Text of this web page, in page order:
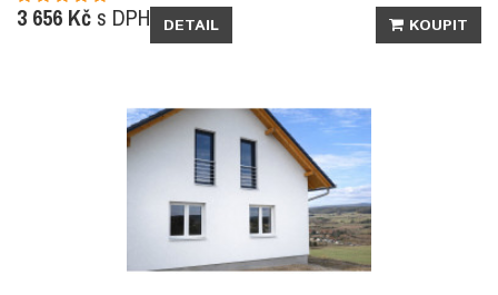
3 656 Kč s DPH DETAIL KOUPIT